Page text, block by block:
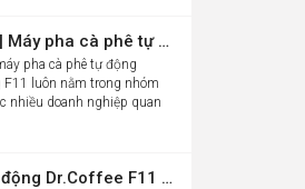
Review Dr.Coffee F11 Pro | Máy pha cà phê tự động cho văn phòng
pha cà phê tự động
F11 luôn nằm trong nhóm
nhiều doanh nghiệp quan
Review máy pha cà phê tự động Dr.Coffee F11 Pro| Máy pha cafe tự động cho văn phòng, khách sạn & showroom